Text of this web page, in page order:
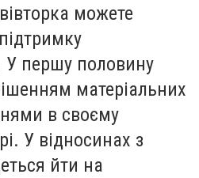
можете
У першу половину
матерiальних
в своєму
У вiдносинах з
йти на